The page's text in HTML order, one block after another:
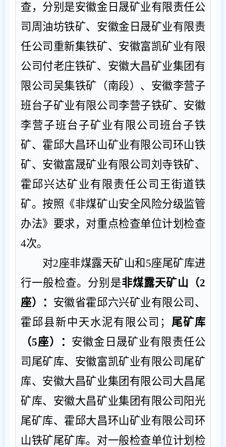
查，分别是安徽金日晟矿业有限责任公
司周油坊铁矿、安徽金日晟矿业有限责
任公司重新集铁矿、安徽富凯矿业有限
公司付老庄铁矿、安徽大昌矿业集团有
限公司吴集铁矿（南段）、安徽李营子
班台子矿业有限公司李营子铁矿、安徽
李营子班台子矿业有限公司班台子铁
矿、霍邱大昌环山矿业有限公司环山铁
矿、安徽富晟矿业有限公司刘寺铁矿、
霍邱兴达矿业有限责任公司王街道铁
矿。按照《非煤矿山安全风险分级监管
办法》要求，对重点检查单位计划检查
4次。
对2座非煤露天矿山和 5座尾矿库进
行一般检查。分别是非煤露天矿山（2
座）： 安徽省霍邱六兴矿业有限公司、
霍邱县新中天水泥有限公司 ；
尾矿库
（5座）： 安徽金日晟矿业有限责任公
司 尾矿库、安徽富凯矿业有限公司尾矿
库、安徽大昌矿业集团有限公司大昌尾
矿库、安徽大昌矿业集团有限公司阳光
尾矿库、霍邱大昌环山矿业有限公司环
山铁矿尾矿库。 对一般检查单位计划检